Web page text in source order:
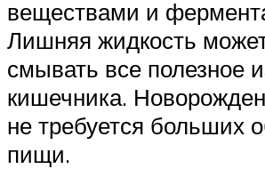
веществами и
Лишняя жидкость
смывать все полезное
кишечника.
не требуется больших
пищи.